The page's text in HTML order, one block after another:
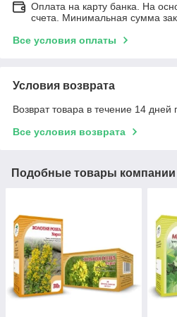
Оплата на карту банка. На
счета. Минимальная сумма
Все условия оплаты
Условия возврата
Возврат товара в течение 14 дней
Все условия возврата
Подобные товары компании